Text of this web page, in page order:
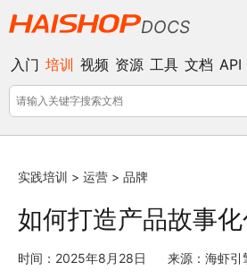
DOCS
入门 培训 视频 资源 工具 文档 API
实践培训 > 运营 > 品牌
如何打造产品故事化
时间：2025年8月28日 来源：海虾引